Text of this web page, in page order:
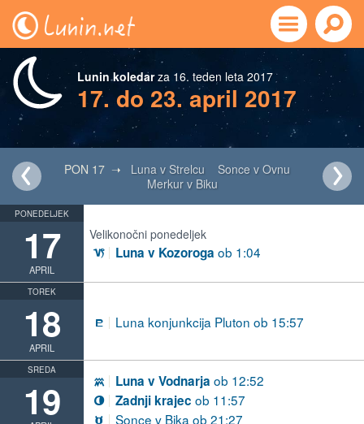
Lunin koledarza 16. teden leta 2017
17. do 23. april 2017
PON 17 ➝ Luna v Strelcu
Sonce v Ovnu
Merkur v Biku
PONEDELJEK
17
APRIL
Velikonočni ponedeljek
J Luna v Kozoroga ob 1:04
TOREK
18
APRIL
j Luna konjunkcija Pluton ob 15:57
SREDA
19 K Luna v Vodnarja ob 12:52
V Zadnji krajec ob 11:57
B Sonce v Bika ob 21:27